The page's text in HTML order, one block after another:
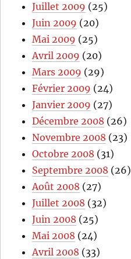
Juillet 2009 (25)
Juin 2009 (20)
Mai 2009 (25)
Avril 2009 (20)
Mars 2009 (29)
Février 2009 (24)
Janvier 2009 (27)
Décembre 2008 (26)
Novembre 2008 (23)
Octobre 2008 (31)
Septembre 2008 (26)
Août 2008 (27)
Juillet 2008 (32)
Juin 2008 (25)
Mai 2008 (24)
Avril 2008 (33)